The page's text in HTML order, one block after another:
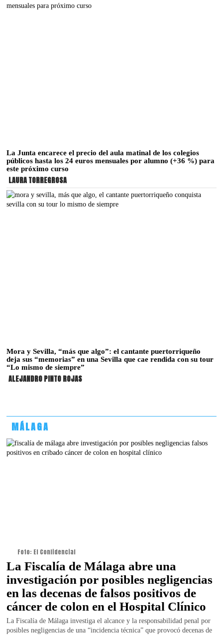
La Junta encarece el precio del aula matinal de los colegios
públicos hasta los 24 euros mensuales por alumno (+36 %) para
este próximo curso
LAURA TORREGROSA
Mora y Sevilla, “más que algo”: el cantante puertorriqueño
deja sus “memorias” en una Sevilla que cae rendida con su tour
“Lo mismo de siempre”
ALEJANDRO PINTO ROJAS
MÁLAGA
Foto: El Confidencial
La Fiscalía de Málaga abre una
investigación por posibles negligencias
en las decenas de falsos positivos de
cáncer de colon en el Hospital Clínico
La Fiscalía de Málaga investiga el alcance y la responsabilidad penal por
posibles negligencias de una “incidencia técnica” que provocó decenas de